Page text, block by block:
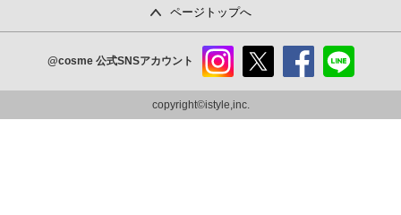
ページトップへ
@cosme 公式SNSアカウント
ram
copyright©istyle,inc.